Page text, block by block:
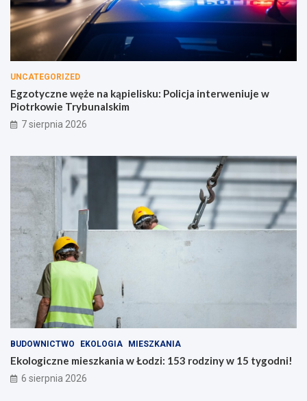
UNCATEGORIZED
Egzotyczne węże na kąpielisku: Policja interweniuje w
Piotrkowie Trybunalskim
7 sierpnia 2026
BUDOWNICTWO EKOLOGIA MIESZKANIA
Ekologiczne mieszkania w Łodzi: 153 rodziny w 15 tygodni!
6 sierpnia 2026